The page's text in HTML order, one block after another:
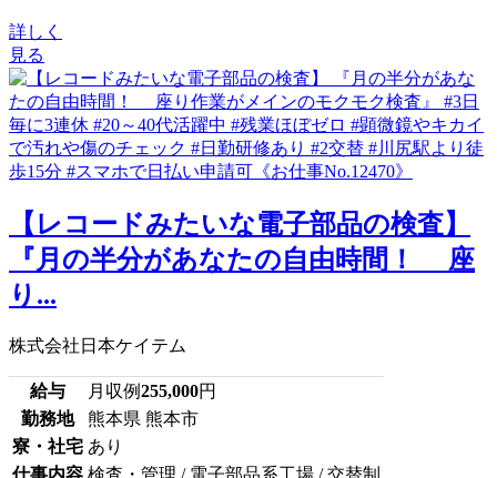
詳しく
見る
【レコードみたいな電子部品の検査】
『月の半分があなたの自由時間！ 座
り...
株式会社日本ケイテム
給与 月収例255,000円
勤務地
熊本県 熊本市
寮・社宅 あり